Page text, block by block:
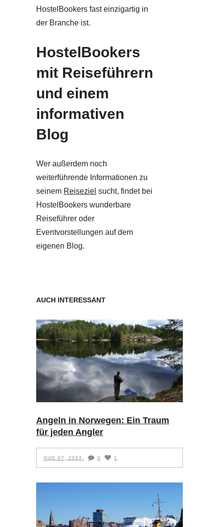
HostelBookers fast einzigartig in
der Branche ist.
HostelBookers
mit Reiseführern
und einem
informativen
Blog
Wer außerdem noch
weiterführende Informationen zu
seinem Reiseziel sucht, findet bei
HostelBookers wunderbare
Reiseführer oder
Eventvorstellungen auf dem
eigenen Blog.
AUCH INTERESSANT
Angeln in Norwegen: Ein Traum
für jeden Angler
AUG 07, 2024 0 1